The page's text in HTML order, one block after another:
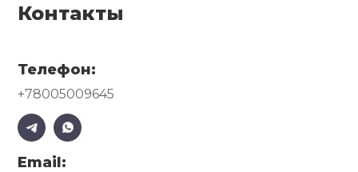
Контакты
Телефон:
+78005009645
Email: